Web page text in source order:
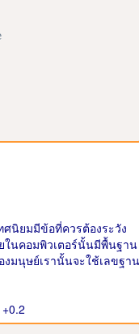
ศนิยมมีข้อที่ควรต้องระวัง
ในคอมพิวเตอร์นั้นมีพื้นฐาน
มนุษย์เรานั้นจะใช้เลขฐาน